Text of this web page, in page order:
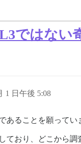
ではない
1 日午後 5:08
あることを願って
ており、どこから調